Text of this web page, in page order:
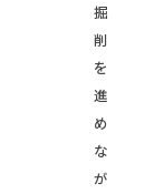
掘
削
を
進
め
な
が